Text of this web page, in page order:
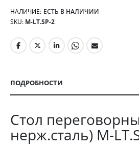
НАЛИЧИЕ: ЕСТЬ В НАЛИЧИИ
SKU M-LT.SP-2
ПОДРОБНОСТИ
Стол
нерж.сталь) M-